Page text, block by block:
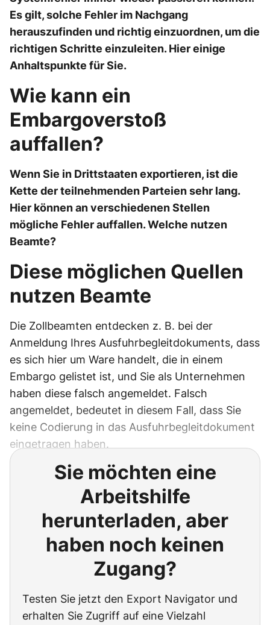
Es gilt, solche Fehler im Nachgang
herauszufinden und richtig einzuordnen, um die
richtigen Schritte einzuleiten. Hier einige
Anhaltspunkte für Sie.
Wie kann ein
Embargoverstoß
auffallen?
Wenn Sie in Drittstaaten exportieren, ist die
Kette der teilnehmenden Parteien sehr lang.
Hier können an verschiedenen Stellen
mögliche Fehler auffallen. Welche nutzen
Beamte?
Diese möglichen Quellen
nutzen Beamte
Die Zollbeamten entdecken z. B. bei der
Anmeldung Ihres Ausfuhrbegleitdokuments, dass
es sich hier um Ware handelt, die in einem
Embargo gelistet ist, und Sie als Unternehmen
haben diese falsch angemeldet. Falsch
angemeldet, bedeutet in diesem Fall, dass Sie
keine Codierung in das Ausfuhrbegleitdokument
eingetragen haben.
Sie möchten eine
Arbeitshilfe
herunterladen, aber
haben noch keinen
Zugang?
Testen Sie jetzt den Export Navigator und
erhalten Sie Zugriff auf eine Vielzahl